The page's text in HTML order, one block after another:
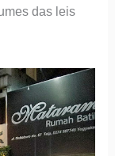
das leis